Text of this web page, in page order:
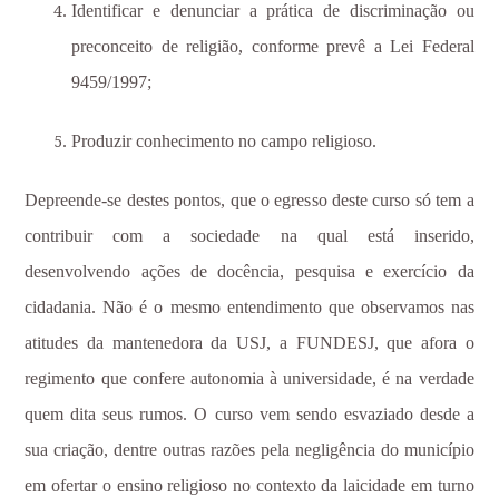
Identificar e denunciar a prática de discriminação ou
preconceito de religião, conforme prevê a Lei Federal
9459/1997;
Produzir conhecimento no campo religioso.
Depreende-se destes pontos, que o egresso deste curso só tem a
contribuir com a sociedade na qual está inserido,
desenvolvendo ações de docência, pesquisa e exercício da
cidadania. Não é o mesmo entendimento que observamos nas
atitudes da mantenedora da USJ, a FUNDESJ, que afora o
regimento que confere autonomia à universidade, é na verdade
quem dita seus rumos. O curso vem sendo esvaziado desde a
sua criação, dentre outras razões pela negligência do município
em ofertar o ensino religioso no contexto da laicidade em turno